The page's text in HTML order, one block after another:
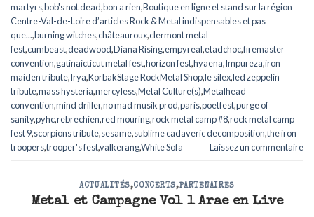
martyrs,bob's not dead,bon a rien,Boutique en ligne et stand sur la région
Centre-Val-de-Loire d’articles Rock & Metal indispensables et pas
que...,burning witches,châteauroux,clermont metal
fest,cumbeast,deadwood,Diana Rising,empyreal,etadchoc,firemaster
convention,gatinaicticut metal fest,horizon fest,hyaena,Impureza,iron
maiden tribute,Irya,KorbakStage RockMetal Shop,le silex,led zeppelin
tribute,mass hysteria,mercyless,Metal Culture(s),Metalhead
convention,mind driller,no mad musik prod,paris,poetfest,purge of
sanity,pyhc,rebrechien,red mouring,rock metal camp #8,rock metal camp
fest 9,scorpions tribute,sesame,sublime cadaveric decomposition,the iron
troopers,trooper's fest,valkerang,White Sofa Laissez un commentaire
ACTUALITÉS,CONCERTS,PARTENAIRES
Metal et Campagne Vol 1 Arae en Live